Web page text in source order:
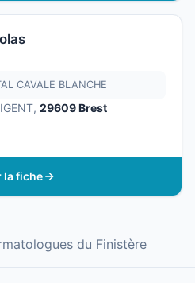
CAVALE BLANCHE
29609 Brest
la fiche
du Finistère